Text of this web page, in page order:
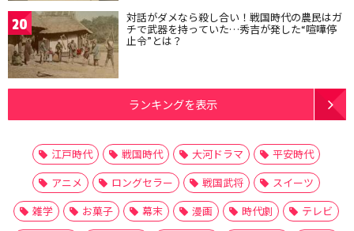
20 対話がダメなら殺し合い！戦国時代の農民はガ
チで武器を持っていた…秀吉が発した“喧嘩停
止令”とは？
ランキングを表示
江戸時代 戦国時代 大河ドラマ
平安時代
アニメ
ロングセラー 戦国武将
スイーツ
雑学
お菓子 幕末 漫画 時代劇
テレビ